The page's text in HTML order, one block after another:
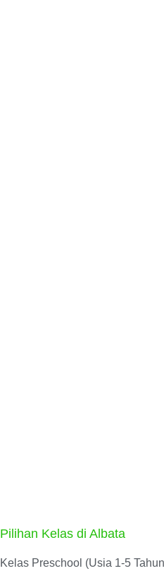
Pilihan Kelas di Albata
Kelas Preschool (Usia 1-5